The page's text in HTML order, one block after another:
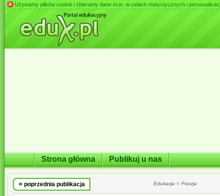
Używamy plików cookie i zbieramy dane m.in. w celach statystycznych i
Strona główna Publikuj u nas
« poprzednia publikacja Edukacja » Poezja